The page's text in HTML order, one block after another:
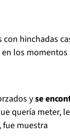
con hinchadas
en los momentos
yse
quería meter, le
fue muestra